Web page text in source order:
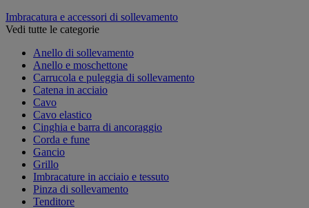
Imbracatura e accessori di sollevamento
Vedi tutte le categorie
Anello di sollevamento
Anello e moschettone
Carrucola e puleggia di sollevamento
Catena in acciaio
Cavo
Cavo elastico
Cinghia e barra di ancoraggio
Corda e fune
Gancio
Grillo
Imbracature in acciaio e tessuto
Pinza di sollevamento
Tenditore